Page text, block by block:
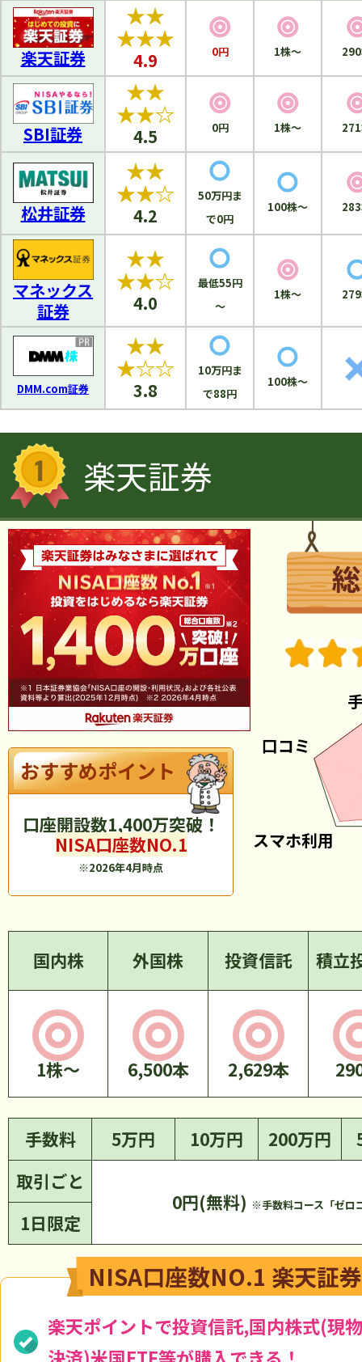
楽天証券
★★
★★★
4.9 0円 1株～
SBI証券
★★
★★☆
4.5 0円 1株～
松井証券
★★
★★☆
4.2
50万円ま
で0円
100株～
マネックス
証券
★★
★★☆
4.0
最低55円
～
1株～
DMM.com証券
★★
★☆☆
3.8
10万円ま
で88円
100株～
楽天証券
おすすめポイント
口座開設数
突破！
NISA口座数NO.1
※ 時点
国内株 外国株 投資信託 積立
1株～ 6,500本
手数料 5万円 10万円 200万円
取引ごと
0円(無料) ※手数料コース「ゼロ
1日限定
NISA口座数NO.1 楽天証
楽天ポイントで投資信託,国内株式(現